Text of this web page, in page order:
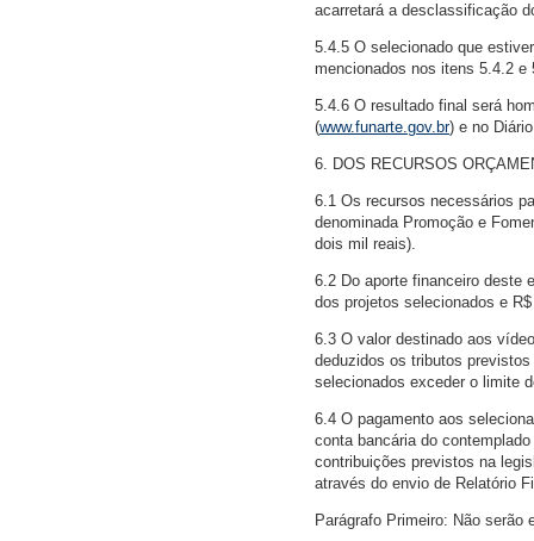
acarretará a desclassificação
5.4.5 O selecionado que
mencionados nos itens 5.4.2
5.4.6 O resultado final será
(www.funarte.gov.br) e no
6. DOS RECURSOS
6.1 Os recursos necessários
denominada Promoção e
dois mil reais).
6.2 Do aporte financeiro deste
dos projetos selecionados e
6.3 O valor destinado aos
deduzidos os tributos
selecionados exceder o limite
6.4 O pagamento aos
conta bancária do
contribuições previstos na
através do envio de Relatório
Parágrafo Primeiro: Não